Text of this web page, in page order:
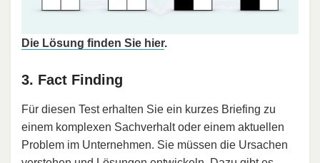
Die Lösung finden Sie hier.
3. Fact Finding
Für diesen Test erhalten Sie ein kurzes Briefing zu
einem komplexen Sachverhalt oder einem aktuellen
Problem im Unternehmen. Sie müssen die Ursachen